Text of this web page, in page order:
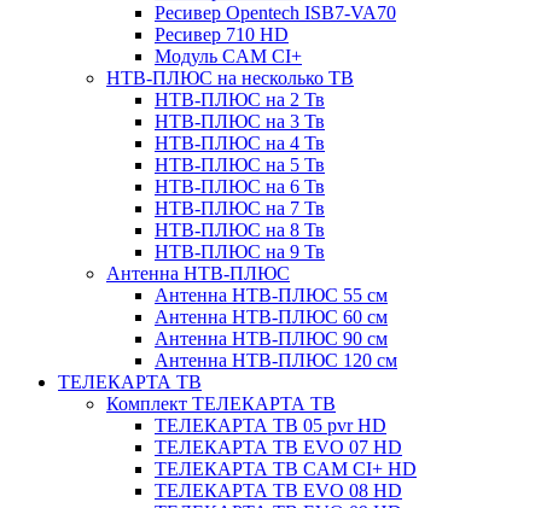
Ресивер Opentech ISB7-VA70
Ресивер 710 HD
Модуль CAM CI+
НТВ-ПЛЮС на несколько ТВ
НТВ-ПЛЮС на 2 Тв
НТВ-ПЛЮС на 3 Тв
НТВ-ПЛЮС на 4 Тв
НТВ-ПЛЮС на 5 Тв
НТВ-ПЛЮС на 6 Тв
НТВ-ПЛЮС на 7 Тв
НТВ-ПЛЮС на 8 Тв
НТВ-ПЛЮС на 9 Тв
Антенна НТВ-ПЛЮС
Антенна НТВ-ПЛЮС 55 см
Антенна НТВ-ПЛЮС 60 см
Антенна НТВ-ПЛЮС 90 см
Антенна НТВ-ПЛЮС 120 см
ТЕЛЕКАРТА ТВ
Комплект ТЕЛЕКАРТА ТВ
ТЕЛЕКАРТА ТВ 05 pvr HD
ТЕЛЕКАРТА ТВ EVO 07 HD
ТЕЛЕКАРТА ТВ CAM CI+ HD
ТЕЛЕКАРТА ТВ EVO 08 HD